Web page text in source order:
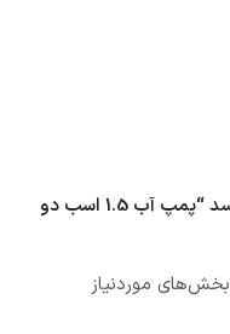
اولین کسی باشید که دیدگاهی می نویسد “پمپ آب 1.5 اسب دو
بخش‌های موردنیاز